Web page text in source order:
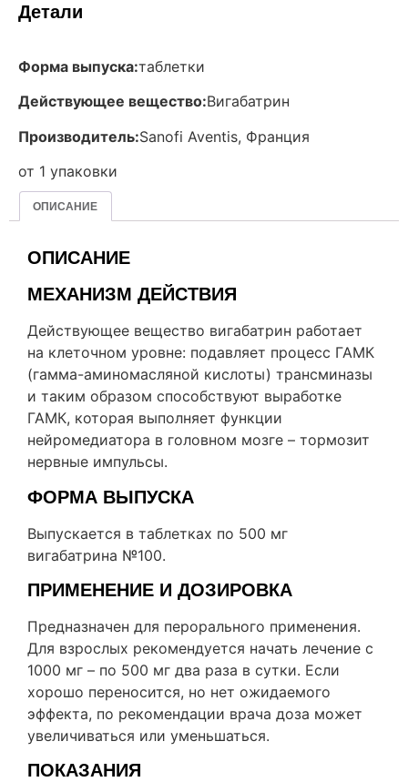
Детали
Форма выпуска:таблетки
Действующее вещество:Вигабатрин
Производитель:Sanofi Aventis, Франция
от 1 упаковки
ОПИСАНИЕ
ОПИСАНИЕ
МЕХАНИЗМ ДЕЙСТВИЯ
Действующее вещество вигабатрин работает
на клеточном уровне: подавляет процесс ГАМК
(гамма-аминомасляной кислоты) трансминазы
и таким образом способствуют выработке
ГАМК, которая выполняет функции
нейромедиатора в головном мозге – тормозит
нервные импульсы.
ФОРМА ВЫПУСКА
Выпускается в таблетках по 500 мг
вигабатрина №100.
ПРИМЕНЕНИЕ И ДОЗИРОВКА
Предназначен для перорального применения.
Для взрослых рекомендуется начать лечение с
1000 мг – по 500 мг два раза в сутки. Если
хорошо переносится, но нет ожидаемого
эффекта, по рекомендации врача доза может
увеличиваться или уменьшаться.
ПОКАЗАНИЯ